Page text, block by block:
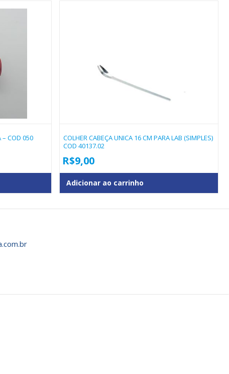
– COD 050
COLHER CABEÇA UNICA 16 CM PARA LAB (SIMPLES)
COD 40137.02
R$9,00
Adicionar ao carrinho